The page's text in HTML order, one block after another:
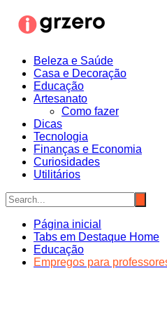
para
Beleza e Saúde
Casa e Decoração
Educação
Artesanato
Como fazer
Dicas
Tecnologia
Finanças e Economia
Curiosidades
Utilitários
Página inicial
Tabs em Destaque Home
Educação
Empregos para